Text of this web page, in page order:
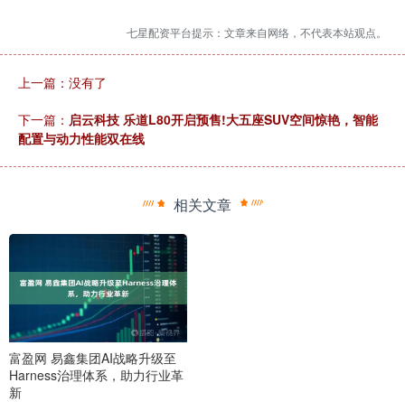
七星配资平台提示：文章来自网络，不代表本站观点。
上一篇：没有了
下一篇： 启云科技 乐道L80开启预售!大五座SUV空间惊艳，智能
配置与动力性能双在线
相关文章
富盈网 易鑫集团AI战略升级至
Harness治理体系，助力行业革
新